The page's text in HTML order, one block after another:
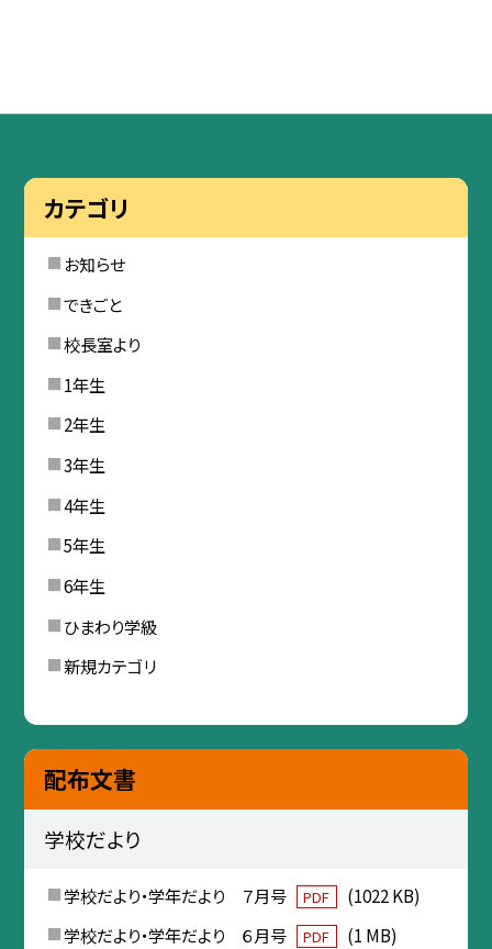
カテゴリ
お知らせ
できごと
校長室より
1年生
2年生
3年生
4年生
5年生
6年生
ひまわり学級
新規カテゴリ
配布文書
学校だより
学校だより・学年だより ７月号 PDF
(1022 KB)
学校だより・学年だより ６月号
PDF
(1 MB)